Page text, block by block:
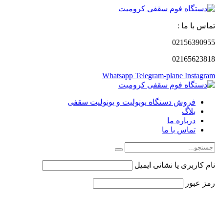
تماس با ما :
02156390955
02165623818
Whatsapp Telegram-plane Instagram
فروش دستگاه یونولیت و یونولیت سقفی
بلاگ
درباره ما
تماس با ما
نام کاربری یا نشانی ایمیل
رمز عبور